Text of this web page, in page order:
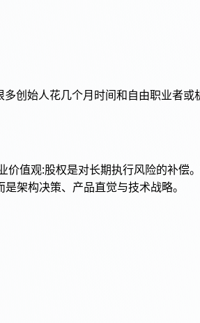
创始人花几个月时间和自由职业者
值观:股权是对长期执行风险的补
架构决策、产品直觉与技术战略。